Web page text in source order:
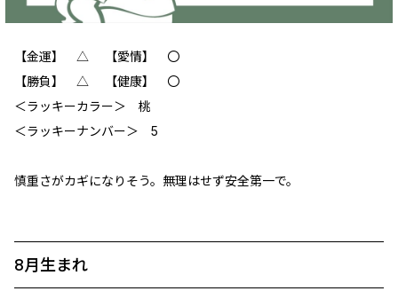
【金運】 △ 【愛情】 〇
【勝負】 △ 【健康】 〇
＜ラッキーカラー＞ 桃
＜ラッキーナンバー＞ 5
慎重さがカギになりそう。無理はせず安全第一で。
8月生まれ